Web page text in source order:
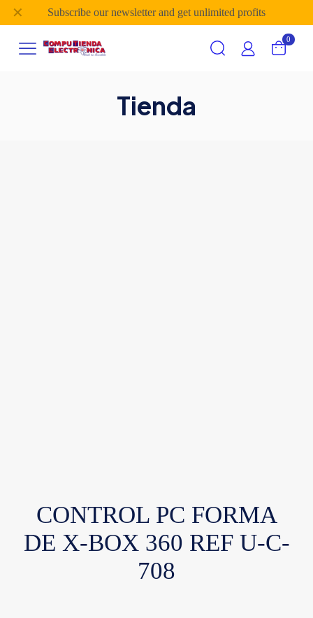
Subscribe our newsletter and get unlimited profits
✕
0
Tienda
CONTROL PC FORMA
DE X-BOX 360 REF U-C-
708